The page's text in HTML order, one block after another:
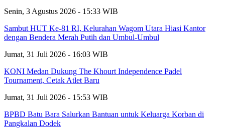
Senin, 3 Agustus 2026 - 15:33 WIB
Sambut HUT Ke-81 RI, Kelurahan Wagom Utara Hiasi Kantor
dengan Bendera Merah Putih dan Umbul-Umbul
Jumat, 31 Juli 2026 - 16:03 WIB
KONI Medan Dukung The Khourt Independence Padel
Tournament, Cetak Atlet Baru
Jumat, 31 Juli 2026 - 15:53 WIB
BPBD Batu Bara Salurkan Bantuan untuk Keluarga Korban di
Pangkalan Dodek